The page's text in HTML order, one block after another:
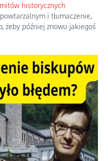
historycznych
i tłumaczenie,
żeby później znowu jakiegoś